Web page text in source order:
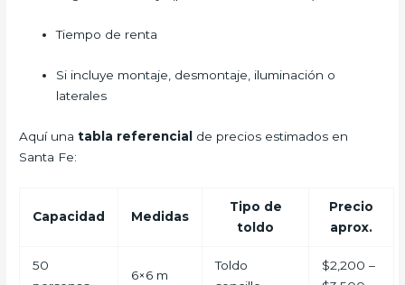
Tiempo de renta
Si incluye montaje, desmontaje, iluminación o
laterales
Aquí unatabla referencial
de precios estimados en
Santa Fe:
Capacidad Medidas
Tipo de
toldo
Precio
aprox.
50
6×6 m
Toldo
$2,200 –